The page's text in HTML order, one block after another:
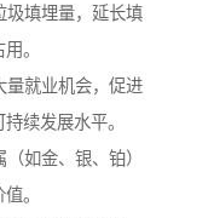
圾填埋量，延长填
。
量就业机会，促进
续发展水平。
如金、银、铂）
。